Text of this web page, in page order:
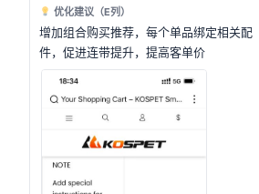
优化建议（E列）
增加组合购买推荐，每个单品绑定相关配
件，促进连带提升，提高客单价